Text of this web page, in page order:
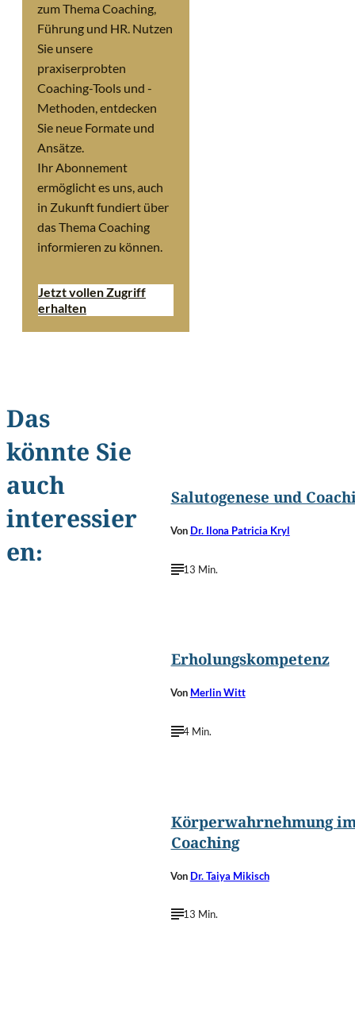
zum Thema Coaching,
Führung und HR. Nutzen
Sie unsere
praxiserprobten
Coaching-Tools und -
Methoden, entdecken
Sie neue Formate und
Ansätze.
Ihr Abonnement
ermöglicht es uns, auch
in Zukunft fundiert über
das Thema Coaching
informieren zu können.
Jetzt vollen Zugriff
erhalten
Das
könnte Sie
auch
interessier
en:
Salutogenese und
Von Dr. Ilona Patricia Kryl
13 Min.
Erholungskompetenz
Von Merlin Witt
4 Min.
Körperwahrnehmung
Coaching
Von Dr. Taiya Mikisch
13 Min.